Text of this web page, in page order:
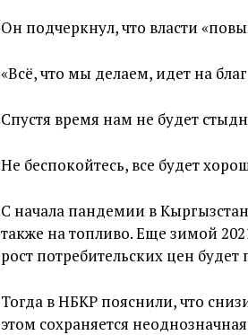
Он подчеркнул, что власти
«Всё, что мы делаем, идет на
Спустя время нам не будет
Не беспокойтесь, все будет
С начала пандемии в
также на топливо. Еще зимой
рост потребительских цен будет
Тогда в НБКР пояснили, что
этом сохраняется